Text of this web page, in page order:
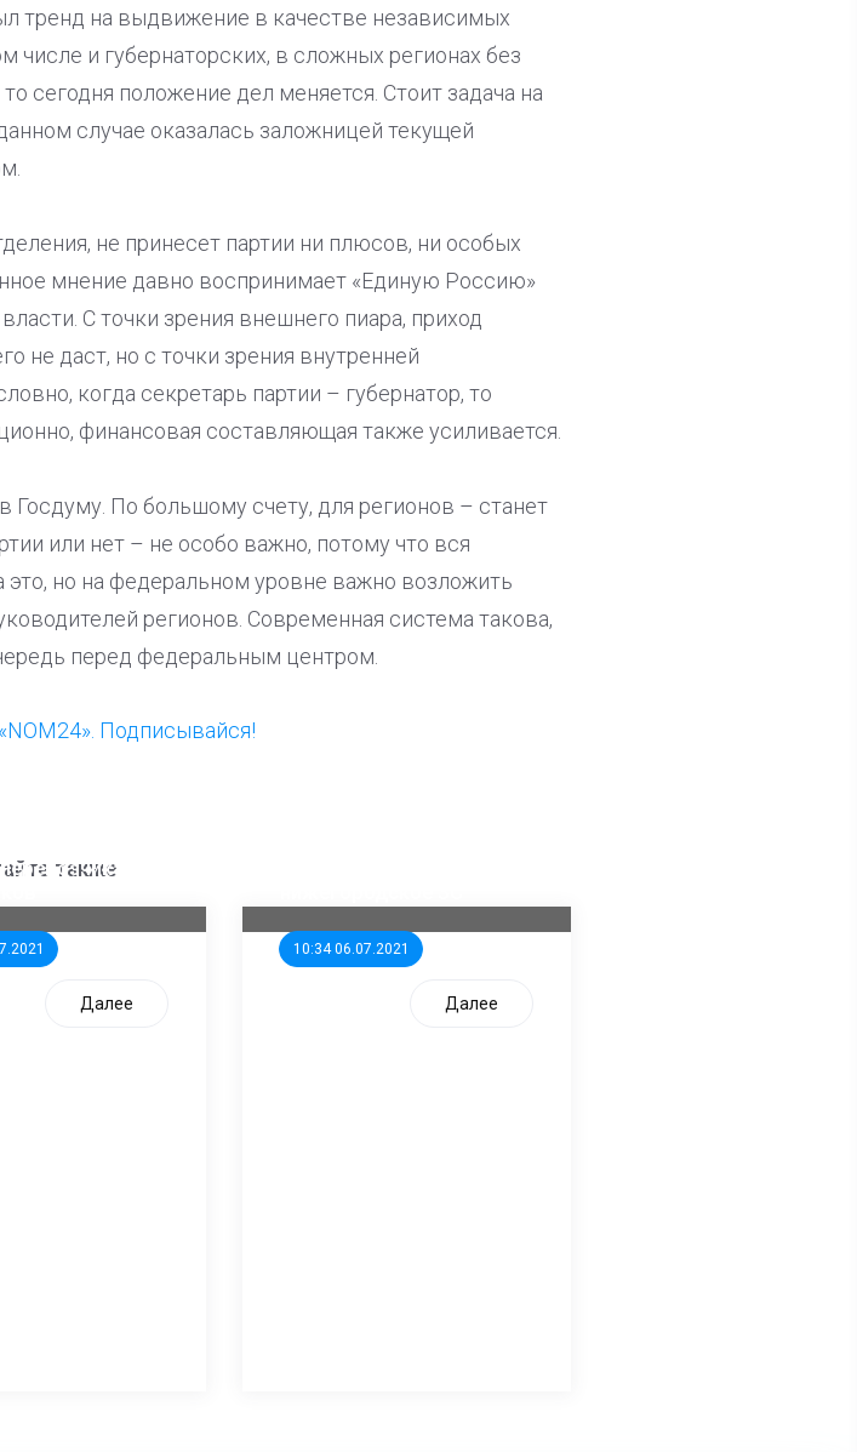
тренд на выдвижение в качестве независимых
числе и губернаторских, в сложных регионах без
сегодня положение дел меняется. Стоит задача на
случае оказалась заложницей текущей
не принесет партии ни плюсов, ни особых
мнение давно воспринимает «Единую Россию»
С точки зрения внешнего пиара, приход
не даст, но с точки зрения внутренней
когда секретарь партии – губернатор, то
финансовая составляющая также усиливается.
По большому счету, для регионов – станет
или нет – не особо важно, потому что вся
это, но на федеральном уровне важно возложить
регионов. Современная система такова,
перед федеральным центром.
Подписывайся!
также для
Далее
10:34 06.07.2021
Далее